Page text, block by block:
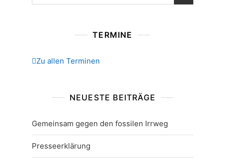
TERMINE
Zu allen Terminen
NEUESTE BEITRÄGE
Gemeinsam gegen den fossilen Irrweg
Presseerklärung